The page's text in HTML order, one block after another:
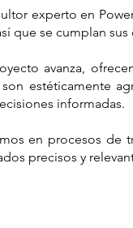
experto en
que se cumplan
avanza,
estéticamente
informadas.
en procesos de
precisos y